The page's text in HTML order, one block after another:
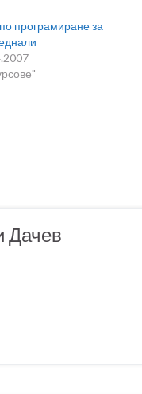
програмиране за
Дачев